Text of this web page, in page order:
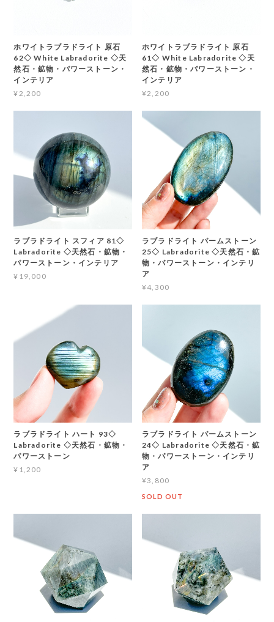
ホワイトラブラドライト 原石
62◇ White Labradorite ◇天
然石・鉱物・パワーストーン・
インテリア
¥2,200
ホワイトラブラドライト 原石
61◇ White Labradorite ◇天
然石・鉱物・パワーストーン・
インテリア
¥2,200
ラブラドライト スフィア 81◇
Labradorite ◇天然石・鉱物・
パワーストーン・インテリア
¥19,000
ラブラドライト パームストーン
25◇ Labradorite ◇天然石・鉱
物・パワーストーン・インテリ
ア
¥4,300
ラブラドライト ハート 93◇
Labradorite ◇天然石・鉱物・
パワーストーン
¥1,200
ラブラドライト パームストーン
24◇ Labradorite ◇天然石・鉱
物・パワーストーン・インテリ
ア
¥3,800
SOLD OUT